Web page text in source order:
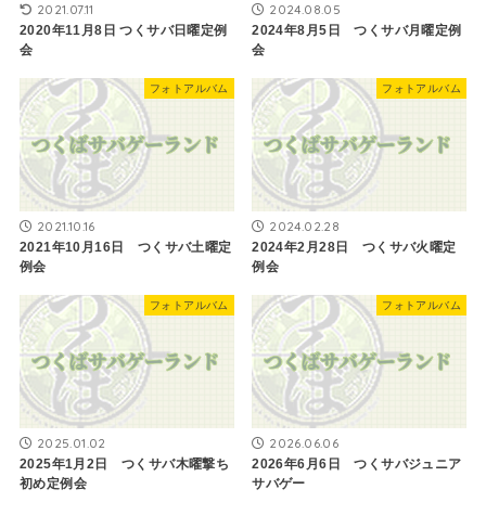
2021.07.11
2020年11月8日 つくサバ日曜定例
会
2024.08.05
2024年8月5日 つくサバ月曜定例
会
フォトアルバム
2021.10.16
2021年10月16日 つくサバ土曜定
例会
フォトアルバム
2024.02.28
2024年2月28日 つくサバ火曜定
例会
フォトアルバム
2025.01.02
2025年1月2日 つくサバ木曜撃ち
初め定例会
フォトアルバム
2026.06.06
2026年6月6日 つくサバジュニア
サバゲー